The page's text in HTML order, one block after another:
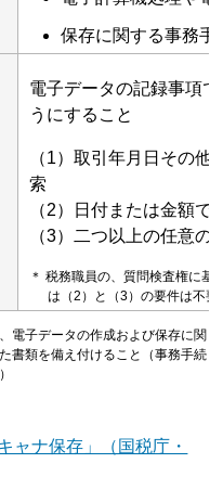
保存に関する事務
電子データの記録事項
うにすること
（1）取引年月日その
索
（2）日付または金額
（3）二つ以上の任意
＊ 税務職員の、質問検査権に
は（2）と（3）の要件は不要
電子データの作成および保存に関
書類を備え付けること（事務手続
ャナ保存」（国税庁・